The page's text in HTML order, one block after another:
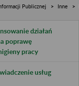
Publicznej Inne
działań
poprawę
pracy
usług